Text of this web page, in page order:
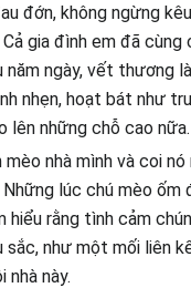
đớn, không ngừng
gia đình em đã cùng
năm ngày, vết thương
nhẹn, hoạt bát như
lên những chỗ cao nữa.
mèo nhà mình và coi
lúc chú mèo ốm
hiểu rằng tình cảm
sắc, như một mối liên
nhà này.